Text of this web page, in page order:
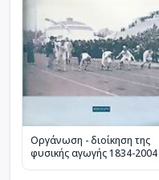
Οργάνωση - διοίκηση της
φυσικής αγωγής 1834-2004